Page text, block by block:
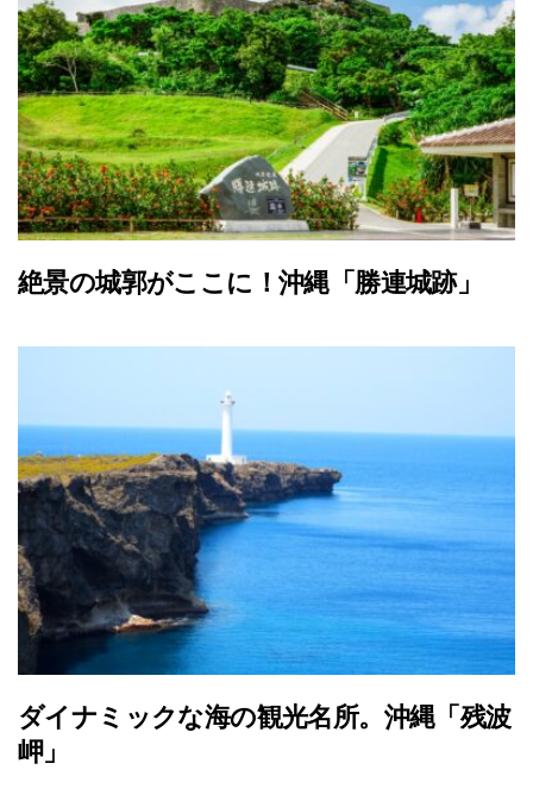
絶景の城郭がここに！沖縄「勝連城跡」
ダイナミックな海の観光名所。沖縄「残波
岬」